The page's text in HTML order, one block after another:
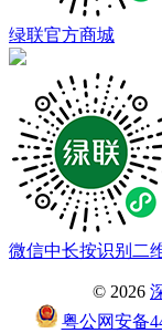
绿联官方商城
微信中长按识别二
© 2026
粤公网安备